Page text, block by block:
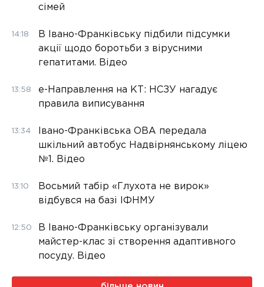
сімей
14:18
В Івано-Франківську підбили підсумки
акції щодо боротьби з вірусними
гепатитами. Відео
13:58
е-Направлення на КТ: НСЗУ нагадує
правила виписування
13:34
Івано-Франківська ОВА передала
шкільний автобус Надвірнянському ліцею
№1. Відео
13:10
Восьмий табір «Глухота не вирок»
відбувся на базі ІФНМУ
12:50
В Івано-Франківську організували
майстер-клас зі створення адаптивного
посуду. Відео